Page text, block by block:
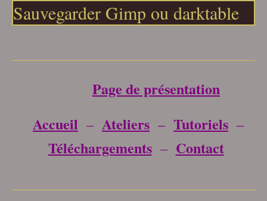
Sauvegarder Gimp ou darktable
Page de présentation
Accueil – Ateliers – Tutoriels –
Téléchargements– Contact